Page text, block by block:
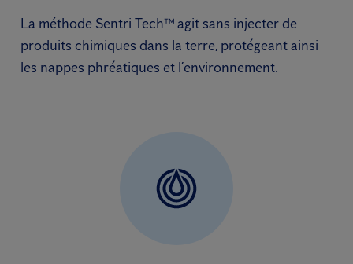
La méthode Sentri Tech™ agit sans injecter de
produits chimiques dans la terre, protégeant ainsi
les nappes phréatiques et l’environnement.